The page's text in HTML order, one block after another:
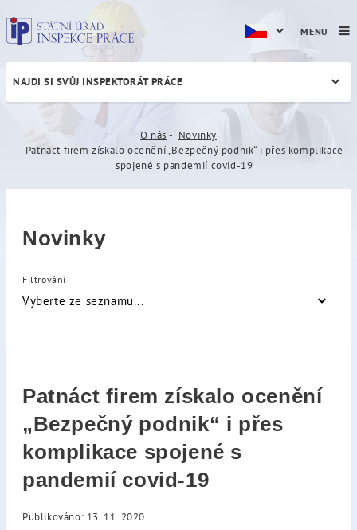
Patnáct firem získalo
NAJDI SI SVŮJ INSPEKTORÁT PRÁCE
O nás
Novinky
Patnáct firem získalo ocenění „Bezpečný podnik“ i přes komplikace
spojené s pandemií covid-19
Novinky
Filtrování
Vyberte ze seznamu...
Patnáct firem získalo ocenění
„Bezpečný podnik“ i přes
komplikace spojené s
pandemií covid-19
Publikováno: 13. 11. 2020
MENU